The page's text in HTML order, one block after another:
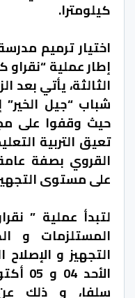
كيلومترا.
اختيار ترميم
إطار عملية
الثالثة، يأتي بعد
شباب “جيل
حيث وقفوا على
تعيق التربية
القروي بصفة
على مستوى
لتبدأ عملية ”
المستلزمات و
التجهيز و
سلفا، و ذلك